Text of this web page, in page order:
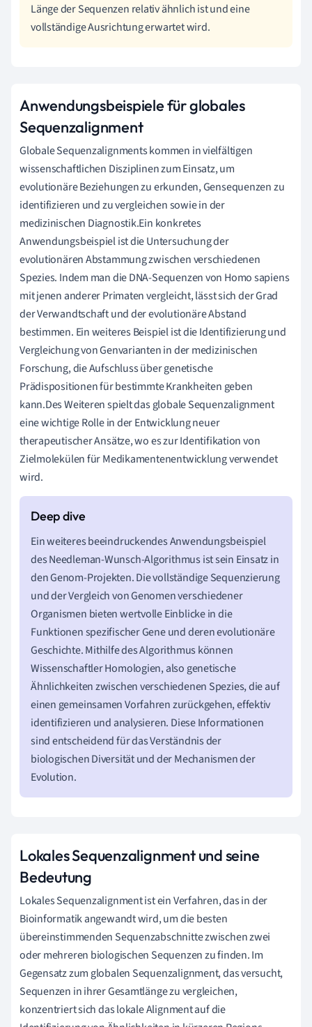
Länge der Sequenzen relativ ähnlich ist und eine
vollständige Ausrichtung erwartet wird.
Anwendungsbeispiele für globales
Sequenzalignment
Globale Sequenzalignments kommen in vielfältigen
wissenschaftlichen Disziplinen zum Einsatz, um
evolutionäre Beziehungen zu erkunden, Gensequenzen zu
identifizieren und zu vergleichen sowie in der
medizinischen Diagnostik.Ein konkretes
Anwendungsbeispiel ist die Untersuchung der
evolutionären Abstammung zwischen verschiedenen
Spezies. Indem man die DNA-Sequenzen von Homo sapiens
mit jenen anderer Primaten vergleicht, lässt sich der Grad
der Verwandtschaft und der evolutionäre Abstand
bestimmen. Ein weiteres Beispiel ist die Identifizierung und
Vergleichung von Genvarianten in der medizinischen
Forschung, die Aufschluss über genetische
Prädispositionen für bestimmte Krankheiten geben
kann.Des Weiteren spielt das globale Sequenzalignment
eine wichtige Rolle in der Entwicklung neuer
therapeutischer Ansätze, wo es zur Identifikation von
Zielmolekülen für Medikamentenentwicklung verwendet
wird.
Ein weiteres beeindruckendes Anwendungsbeispiel
des Needleman-Wunsch-Algorithmus ist sein Einsatz in
den Genom-Projekten. Die vollständige Sequenzierung
und der Vergleich von Genomen verschiedener
Organismen bieten wertvolle Einblicke in die
Funktionen spezifischer Gene und deren evolutionäre
Geschichte. Mithilfe des Algorithmus können
Wissenschaftler Homologien, also genetische
Ähnlichkeiten zwischen verschiedenen Spezies, die auf
einen gemeinsamen Vorfahren zurückgehen, effektiv
identifizieren und analysieren. Diese Informationen
sind entscheidend für das Verständnis der
biologischen Diversität und der Mechanismen der
Evolution.
Lokales Sequenzalignment und seine
Bedeutung
Lokales Sequenzalignment ist ein Verfahren, das in der
Bioinformatik angewandt wird, um die besten
übereinstimmenden Sequenzabschnitte zwischen zwei
oder mehreren biologischen Sequenzen zu finden. Im
Gegensatz zum globalen Sequenzalignment, das versucht,
Sequenzen in ihrer Gesamtlänge zu vergleichen,
konzentriert sich das lokale Alignment auf die